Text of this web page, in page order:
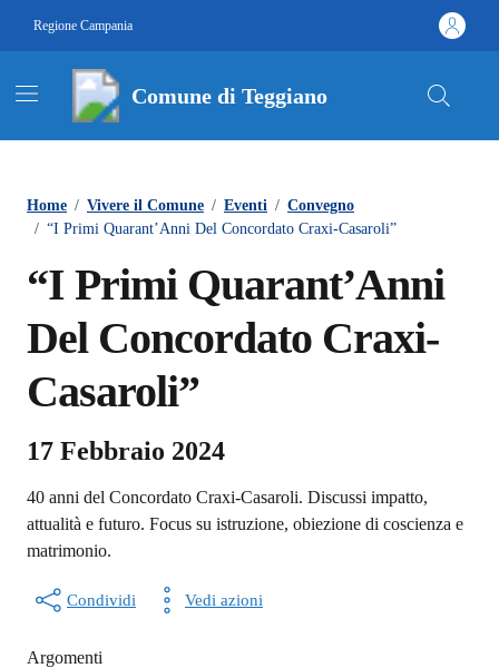
Regione Campania
Comune di Teggiano
Home / Vivere il Comune / Eventi / Convegno
/ “I Primi Quarant’Anni Del Concordato Craxi-Casaroli”
“I Primi Quarant’Anni
Del Concordato Craxi-
Casaroli”
17 Febbraio 2024
40 anni del Concordato Craxi-Casaroli. Discussi impatto,
attualità e futuro. Focus su istruzione, obiezione di coscienza e
matrimonio.
Condividi Vedi azioni
Argomenti